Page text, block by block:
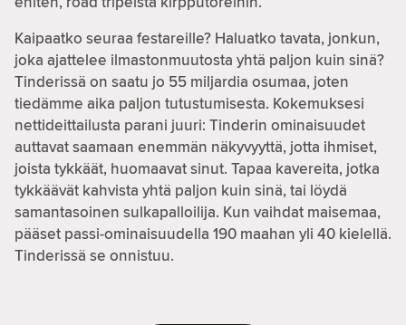
Kaipaatko seuraa festareille? Haluatko tavata, jonkun,
joka ajattelee ilmastonmuutosta yhtä paljon kuin sinä?
Tinderissä on saatu jo 55 miljardia osumaa, joten
tiedämme aika paljon tutustumisesta. Kokemuksesi
nettideittailusta parani juuri: Tinderin ominaisuudet
auttavat saamaan enemmän näkyvyyttä, jotta ihmiset,
joista tykkäät, huomaavat sinut. Tapaa kavereita, jotka
tykkäävät kahvista yhtä paljon kuin sinä, tai löydä
samantasoinen sulkapalloilija. Kun vaihdat maisemaa,
pääset passi-ominaisuudella 190 maahan yli 40 kielellä.
Tinderissä se onnistuu.